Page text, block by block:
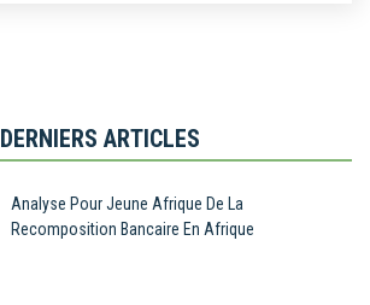
DERNIERS ARTICLES
Analyse Pour Jeune Afrique De La
Recomposition Bancaire En Afrique